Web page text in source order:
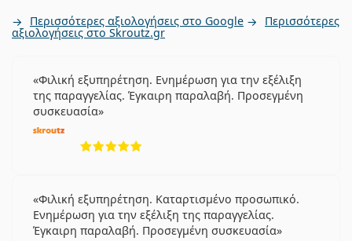
Περισσότερες αξιολογήσεις στο Google Περισσότερες
αξιολογήσεις στο Skroutz.gr
Φιλική εξυπηρέτηση. Ενημέρωση για την εξέλιξη
της παραγγελίας. Έγκαιρη παραλαβή. Προσεγμένη
συσκευασία
Φιλική εξυπηρέτηση. Καταρτισμένο προσωπικό.
Ενημέρωση για την εξέλιξη της παραγγελίας.
Έγκαιρη παραλαβή. Προσεγμένη συσκευασία